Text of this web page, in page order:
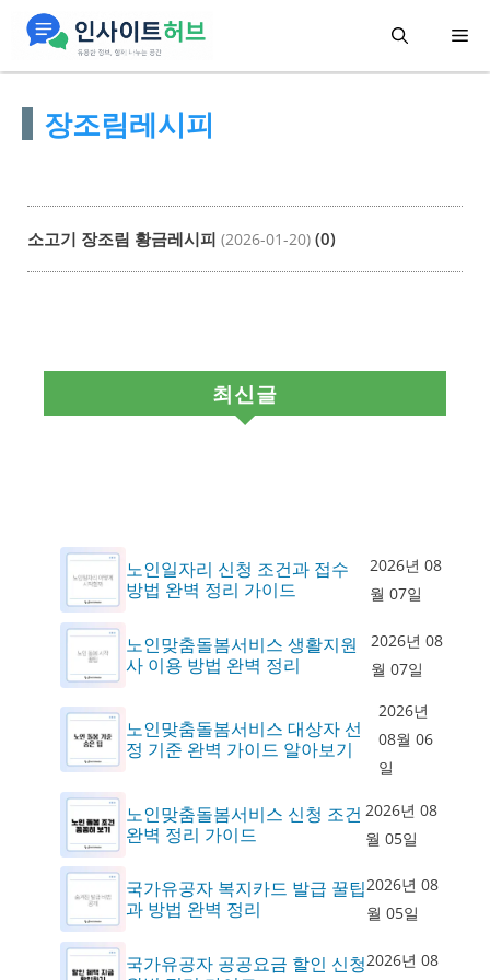
메
장조림레시피
소고기 장조림 황금레시피 (2026-01-20) (0)
최신글
노인일자리 신청 조건과 접수
방법 완벽 정리 가이드
2026년 08
월 07일
노인맞춤돌봄서비스 생활지원
사 이용 방법 완벽 정리
2026년 08
월 07일
노인맞춤돌봄서비스 대상자 선
정 기준 완벽 가이드 알아보기
2026년
08월 06
일
노인맞춤돌봄서비스 신청 조건
완벽 정리 가이드
2026년 08
월 05일
국가유공자 복지카드 발급 꿀팁
과 방법 완벽 정리
2026년 08
월 05일
국가유공자 공공요금 할인 신청2026년 08